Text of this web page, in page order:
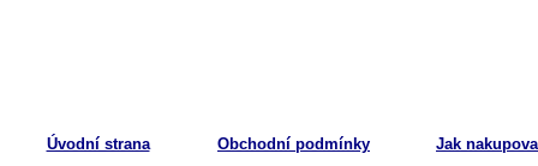
Úvodní strana Obchodní podmínky Jak